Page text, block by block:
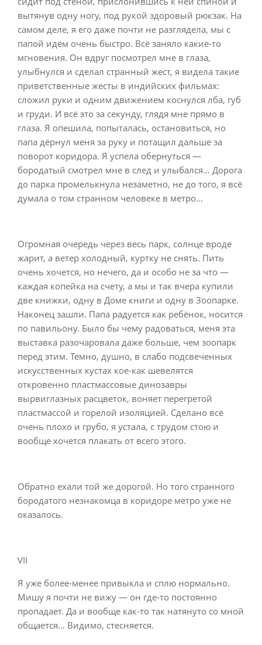
вытянув одну ногу, под рукой здоровый рюкзак. На
самом деле, я его даже почти не разглядела, мы с
папой идём очень быстро. Всё заняло какие-то
мгновения. Он вдруг посмотрел мне в глаза,
улыбнулся и сделал странный жест, я видела такие
приветственные жесты в индийских фильмах:
сложил руки и одним движением коснулся лба, губ
и груди. И всё это за секунду, глядя мне прямо в
глаза. Я опешила, попыталась, остановиться, но
папа дёрнул меня за руку и потащил дальше за
поворот коридора. Я успела обернуться —
бородатый смотрел мне в след и улыбался… Дорога
до парка промелькнула незаметно, не до того, я всё
думала о том странном человеке в метро…
Огромная очередь через весь парк, солнце вроде
жарит, а ветер холодный, куртку не снять. Пить
очень хочется, но нечего, да и особо не за что —
каждая копейка на счету, а мы и так вчера купили
две книжки, одну в Доме книги и одну в Зоопарке.
Наконец зашли. Папа радуется как ребёнок, носится
по павильону. Было бы чему радоваться, меня эта
выставка разочаровала даже больше, чем зоопарк
перед этим. Темно, душно, в слабо подсвеченных
искусственных кустах кое-как шевелятся
откровенно пластмассовые динозавры
вырвиглазных расцветок, воняет перегретой
пластмассой и горелой изоляцией. Сделано всё
очень плохо и грубо, я устала, с трудом стою и
вообще хочется плакать от всего этого.
Обратно ехали той же дорогой. Но того странного
бородатого незнакомца в коридоре метро уже не
оказалось.
VII
Я уже более-менее привыкла и сплю нормально.
Мишу я почти не вижу — он где-то постоянно
пропадает. Да и вообще как-то так натянуто со мной
общается… Видимо, стесняется.